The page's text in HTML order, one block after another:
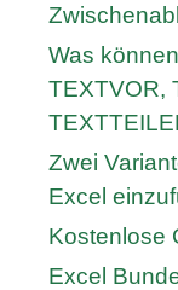
Was
TEXTVOR,
Zwei
Excel
Kostenlose
Excel